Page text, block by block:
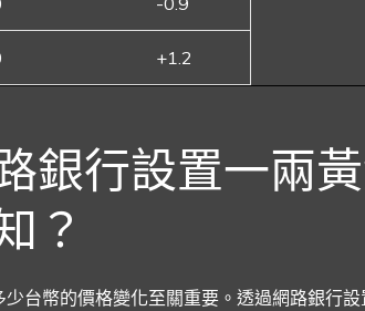
+1.2
銀行設置一兩
？
台幣的價格變化至關重要。透過網路銀行